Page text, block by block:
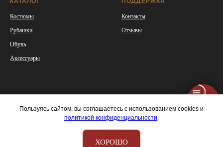
Пользуясь сайтом, вы соглашаетесь с использованием cookies и
политикой конфиденциальности.
ХОРОШО
Костюмы
Рубашки
Обувь
Аксессуары
Контакты
Отзывы